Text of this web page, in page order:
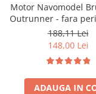
Motor Navomodel
Outrunner - fara
800kv
188,11 Lei
148,00 Lei
ADAUGA IN